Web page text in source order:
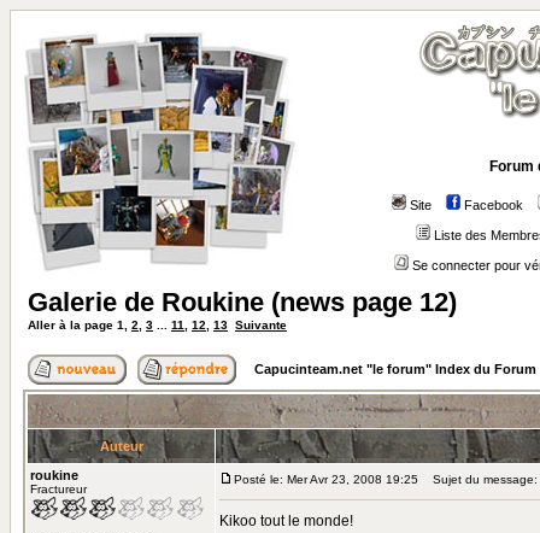
Forum
Site Facebook
Liste des
Se connecter pour
Galerie de Roukine (news page 12)
Aller à la page 1 2 3 11 12 13 Suivante
Capucinteam.net "le forum" Index du Forum
Auteur
roukine
Fractureur
Posté le: Mer Avr 23, 2008 19:25 Sujet du message:
Kikoo tout le monde!